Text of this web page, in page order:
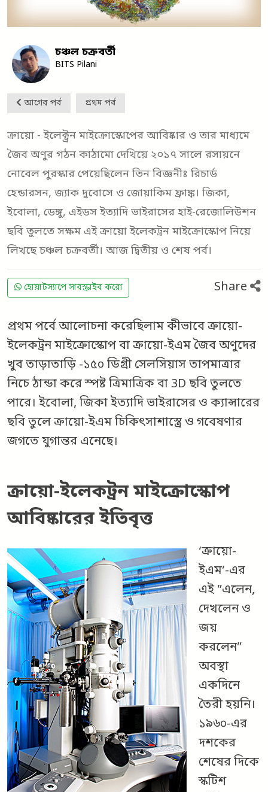
চঞ্চল চক্রবর্তী
BITS Pilani
আগের পর্ব প্রথম পর্ব
ক্রায়ো - ইলেক্ট্রন মাইক্রোস্কোপের আবিষ্কার ও তার মাধ্যমে
জৈব অণুর গঠন কাঠামো দেখিয়ে ২০১৭ সালে রসায়নে
নোবেল পুরস্কার পেয়েছিলেন তিন বিজ্ঞনীঃ রিচার্ড
হেন্ডারসন, জ্যাক দুবোসে ও জোয়াকিম ফ্রাঙ্ক। জিকা,
ইবোলা, ডেঙ্গু, এইডস ইত্যাদি ভাইরাসের হাই-রেজোলিউশন
ছবি তুলতে সক্ষম এই ক্রায়ো ইলেকট্রন মাইক্রোস্কোপ নিয়ে
লিখছে চঞ্চল চক্রবর্তী। আজ দ্বিতীয় ও শেষ পর্ব।
হোয়াটস্যাপে সাবস্ক্রাইব করো Share
প্রথম পর্বেআলোচনা করেছিলাম কীভাবে ক্রায়ো-
ইলেকট্রন মাইক্রোস্কোপ বা ক্রায়ো-ইএম জৈব অণুদের
খুব তাড়াতাড়ি -১৫০ ডিগ্রী সেলসিয়াস তাপমাত্রার
নিচে ঠান্ডা করে স্পষ্ট ত্রিমাত্রিক বা 3D ছবি তুলতে
পারে। ইবোলা, জিকা ইত্যাদি ভাইরাসের ও ক্যান্সারের
ছবি তুলে ক্রায়ো-ইএম চিকিৎসাশাস্ত্রে ও গবেষণার
জগতে যুগান্তর এনেছে।
ক্রায়ো-ইলেকট্রন মাইক্রোস্কোপ
আবিষ্কারের ইতিবৃত্ত
‘ক্রায়ো-
ইএম’-এর
এই ”এলেন,
দেখলেন ও
জয়
করলেন”
অবস্থা
একদিনে
তৈরী হয়নি।
১৯৬০-এর
দশকের
শেষের দিকে
স্কটিশ